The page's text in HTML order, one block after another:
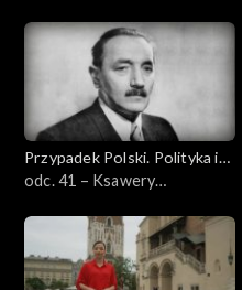
Przypadek Polski. Polityka i
idee
odc. 41 – Ksawery